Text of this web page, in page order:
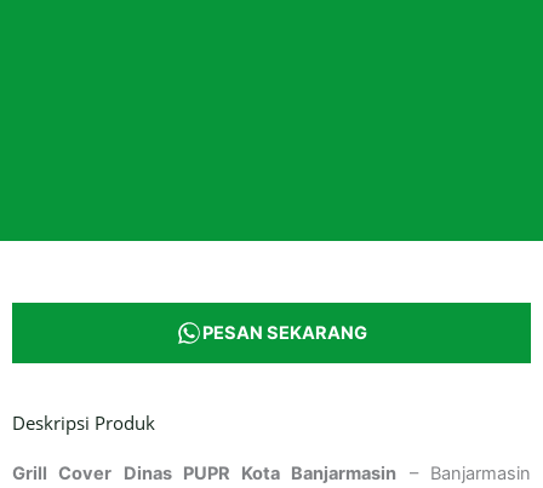
PESAN SEKARANG
Deskripsi Produk
Grill Cover Dinas PUPR Kota Banjarmasin – Banjarmasin